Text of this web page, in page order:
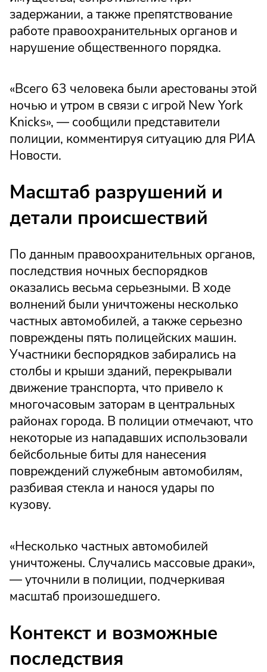
задержании, а также препятствование
работе правоохранительных органов и
нарушение общественного порядка.
«Всего 63 человека были арестованы этой
ночью и утром в связи с игрой New York
Knicks», — сообщили представители
полиции, комментируя ситуацию для РИА
Новости.
Масштаб разрушений и
детали происшествий
По данным правоохранительных органов,
последствия ночных беспорядков
оказались весьма серьезными. В ходе
волнений были уничтожены несколько
частных автомобилей, а также серьезно
повреждены пять полицейских машин.
Участники беспорядков забирались на
столбы и крыши зданий, перекрывали
движение транспорта, что привело к
многочасовым заторам в центральных
районах города. В полиции отмечают, что
некоторые из нападавших использовали
бейсбольные биты для нанесения
повреждений служебным автомобилям,
разбивая стекла и нанося удары по
кузову.
«Несколько частных автомобилей
уничтожены. Случались массовые драки»,
— уточнили в полиции, подчеркивая
масштаб произошедшего.
Контекст и возможные
последствия